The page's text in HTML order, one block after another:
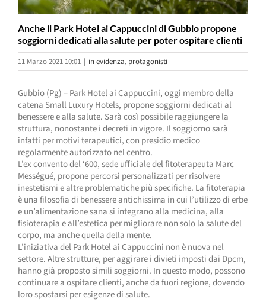
Anche il Park Hotel ai Cappuccini di Gubbio propone
soggiorni dedicati alla salute per poter ospitare clienti
11 Marzo 2021 10:01 | in evidenza, protagonisti
Gubbio (Pg) – Park Hotel ai Cappuccini, oggi membro della
catena Small Luxury Hotels, propone soggiorni dedicati al
benessere e alla salute. Sarà così possibile raggiungere la
struttura, nonostante i decreti in vigore. Il soggiorno sarà
infatti per motivi terapeutici, con presidio medico
regolarmente autorizzato nel centro.
L’ex convento del ‘600, sede ufficiale del fitoterapeuta Marc
Mességué, propone percorsi personalizzati per risolvere
inestetismi e altre problematiche più specifiche. La fitoterapia
è una filosofia di benessere antichissima in cui l’utilizzo di erbe
e un’alimentazione sana si integrano alla medicina, alla
fisioterapia e all’estetica per migliorare non solo la salute del
corpo, ma anche quella della mente.
L’iniziativa del Park Hotel ai Cappuccini non è nuova nel
settore. Altre strutture, per aggirare i divieti imposti dai Dpcm,
hanno già proposto simili soggiorni. In questo modo, possono
continuare a ospitare clienti, anche da fuori regione, dovendo
loro spostarsi per esigenze di salute.